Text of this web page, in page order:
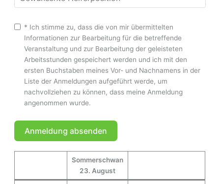
* Ich stimme zu, dass die von mir übermittelten
Informationen zur Bearbeitung für die betreffende
Veranstaltung und zur Bearbeitung der geleisteten
Arbeitsstunden gespeichert werden und ich mit den
ersten Buchstaben meines Vor- und Nachnamens in der
Liste der Anmeldungen aufgeführt werde, um
nachvollziehen zu können, dass meine Anmeldung
angenommen wurde.
Anmeldung absenden
t
Sommerschwan
23. August